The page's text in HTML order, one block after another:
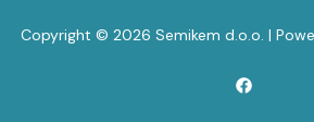
Copyright © 2026 Semikem d.o.o. |